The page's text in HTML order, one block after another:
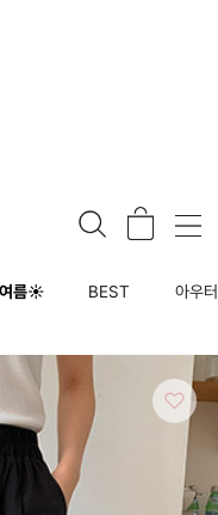
름☀️ BEST 아우터